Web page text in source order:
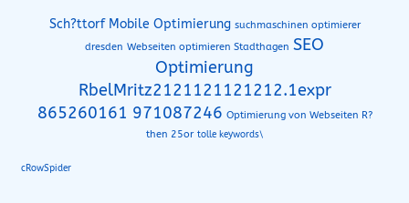
Sch?ttorf Mobile Optimierung suchmaschinen optimierer
dresden Webseiten optimieren Stadthagen SEO
Optimierung
RbelMritz2121121121212.1expr
865260161 971087246 Optimierung von Webseiten R?
then 25or tolle keywords\
cRowSpider